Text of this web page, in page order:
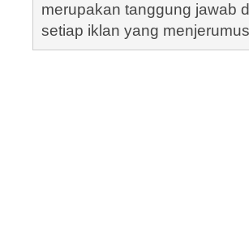
merupakan tanggung jawab
setiap iklan yang